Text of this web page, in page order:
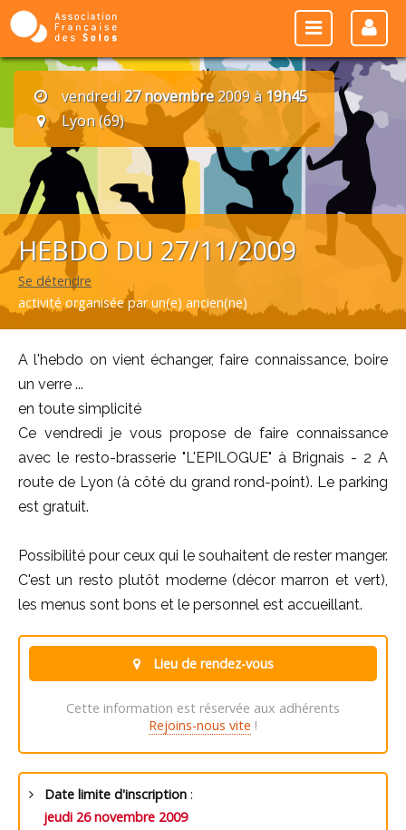
vendredi27 novembre2009 à 19h45
Lyon (69)
HEBDO DU 27/11/2009
Se détendre
activité organisée par un(e) ancien(ne)
A l'hebdo on vient échanger, faire connaissance, boire
un verre ...
en toute simplicité
Ce vendredi je vous propose de faire connaissance
avec le resto-brasserie "L'EPILOGUE" à Brignais - 2 A
route de Lyon (à côté du grand rond-point). Le parking
est gratuit.
Possibilité pour ceux qui le souhaitent de rester manger.
C'est un resto plutôt moderne (décor marron et vert),
les menus sont bons et le personnel est accueillant.
Lieu de rendez-vous
Cette information est réservée aux adhérents
Rejoins-nous vite !
Date limite d'inscription :
jeudi 26 novembre 2009